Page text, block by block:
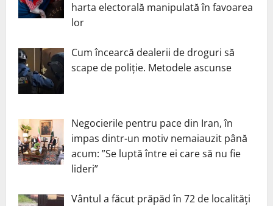
harta electorală manipulată în favoarea
lor
Cum încearcă dealerii de droguri să
scape de poliție. Metodele ascunse
Negocierile pentru pace din Iran, în
impas dintr-un motiv nemaiauzit până
acum: ”Se luptă între ei care să nu fie
lideri”
Vântul a făcut prăpăd în 72 de localități